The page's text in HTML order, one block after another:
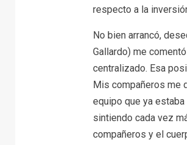
respecto a la
No bien arrancó,
Gallardo) me
centralizado. Esa
Mis compañeros me
equipo que ya
sintiendo cada vez
compañeros y el